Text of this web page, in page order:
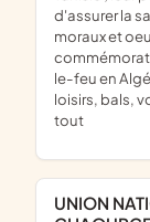
d'assurer la
moraux et
le-feu en
loisirs, bals,
tout
UNION NATIONALE DES COMBATTANTS DE